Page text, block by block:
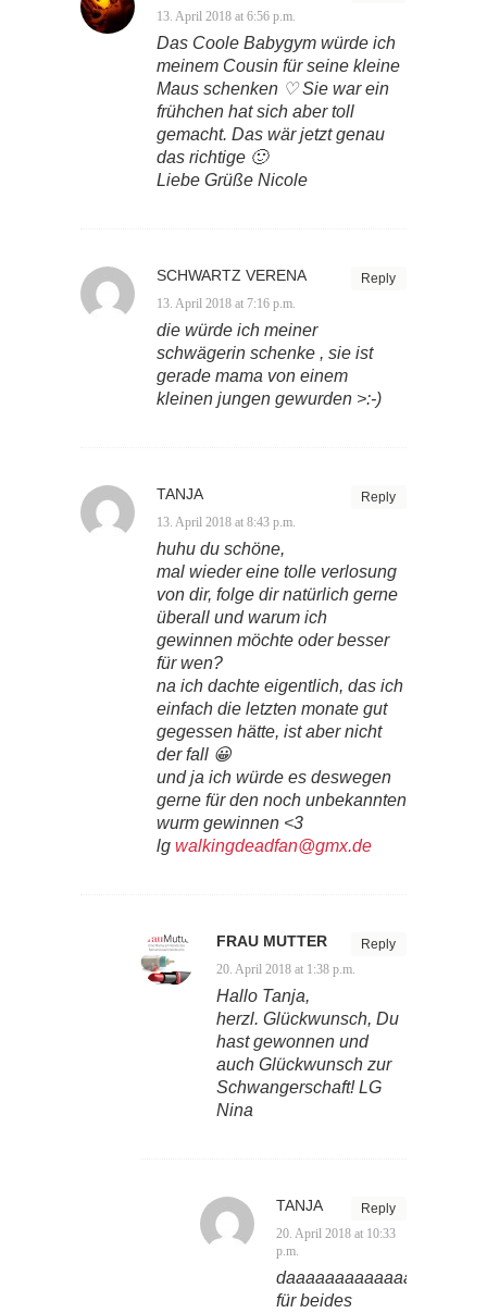
13. April 2018 at 6:56 p.m.
Das Coole Babygym würde ich
meinem Cousin für seine kleine
Maus schenken ♡ Sie war ein
frühchen hat sich aber toll
gemacht. Das wär jetzt genau
das richtige 🙂
Liebe Grüße Nicole
Reply
SCHWARTZ VERENA
13. April 2018 at 7:16 p.m.
die würde ich meiner
schwägerin schenke , sie ist
gerade mama von einem
kleinen jungen gewurden >:-)
Reply
TANJA
13. April 2018 at 8:43 p.m.
huhu du schöne,
mal wieder eine tolle verlosung
von dir, folge dir natürlich gerne
überall und warum ich
gewinnen möchte oder besser
für wen?
na ich dachte eigentlich, das ich
einfach die letzten monate gut
gegessen hätte, ist aber nicht
der fall 😀
und ja ich würde es deswegen
gerne für den noch unbekannten
wurm gewinnen <3
lg walkingdeadfan@gmx.de
Reply
FRAU MUTTER
20. April 2018 at 1:38 p.m.
Hallo Tanja,
herzl. Glückwunsch, Du
hast gewonnen und
auch Glückwunsch zur
Schwangerschaft! LG
Nina
Reply
TANJA
20. April 2018 at 10:33
p.m.
für beides